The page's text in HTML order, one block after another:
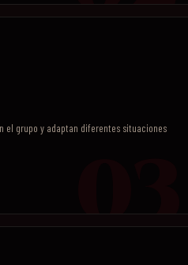
el grupo y adaptan diferentes situaciones